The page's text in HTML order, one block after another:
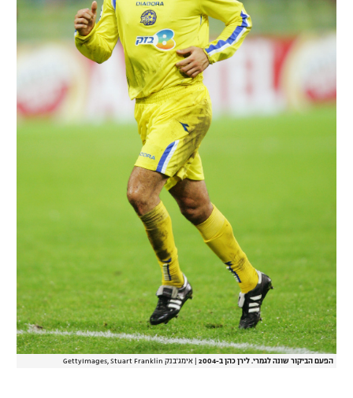
הפעם הביקור שונה לגמרי. לירן כהן ב-2004 אימג'בנק GettyImages, Stuart Franklin